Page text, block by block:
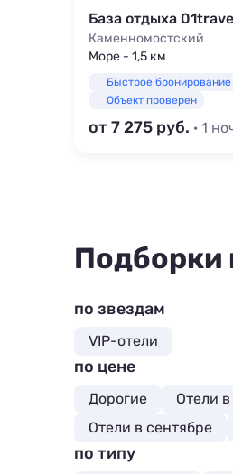
База отдыха
Каменномостский
Море - 1,5 км
Быстрое бронирование
Объект проверен
от 7 275 · 1
Подборки
по звездам
VIP-отели
по цене
Дорогие Отели
Отели в сентябре
по типу